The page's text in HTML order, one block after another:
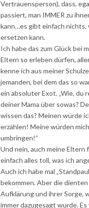
Vertrauensperson), dass,
passiert, man IMMER zu
kann…es gibt einfach nichts,
ersetzen kann.
Ich habe das zum Glück bei
Eltern so erleben dürfen,
kenne ich aus meiner
jemanden, bei dem das so
ein absoluter Exot. „Wie, du
deiner Mama über sowas?
wissen das? Meinen würde
erzählen! Meine würden mich
umbringen!“
Und nein, auch meine Eltern
einfach alles toll, was ich
Auch ich habe mal
bekommen. Aber die
Aufklärung und ihrer Sorge,
immer dazugesagt wurde. Es